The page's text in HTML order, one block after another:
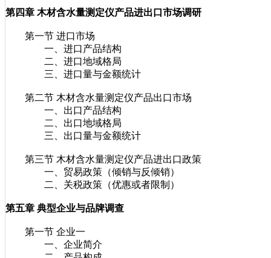
第四章 木材含水量测定仪产品进出口市场调研
第一节 进口市场
一、进口产品结构
二、进口地域格局
三、进口量与金额统计
第二节 木材含水量测定仪产品出口市场
一、出口产品结构
二、出口地域格局
三、出口量与金额统计
第三节 木材含水量测定仪产品进出口政策
一、贸易政策（倾销与反倾销）
二、关税政策（优惠或者限制）
第五章 典型企业与品牌调查
第一节 企业一
一、企业简介